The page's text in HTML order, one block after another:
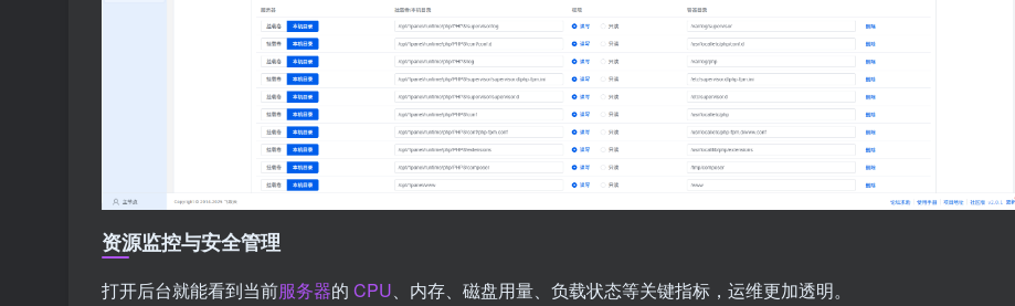
资源监控与安全管理
打开后台就能看到当前服务器的 CPU 、内存、磁盘用量、负载状态等关键指标，运维更加透明。